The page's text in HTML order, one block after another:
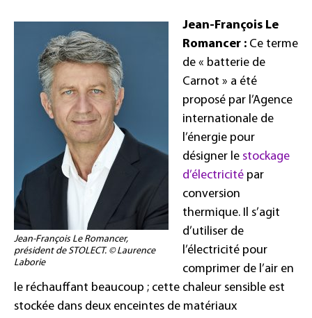
Jean-François Le Romancer,
président de STOLECT. © Laurence
Laborie
Jean-François Le
Romancer : Ce terme
de « batterie de
Carnot » a été
proposé par l’Agence
internationale de
l’énergie pour
désigner le stockage
d’électricité par
conversion
thermique. Il s’agit
d’utiliser de
l’électricité pour
comprimer de l’air en
le réchauffant beaucoup ; cette chaleur sensible est
stockée dans deux enceintes de matériaux